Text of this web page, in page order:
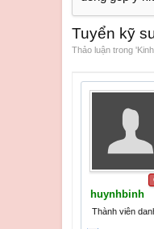
Tuyển kỹ
Thảo luận trong '
huynhbinh
Thành viên